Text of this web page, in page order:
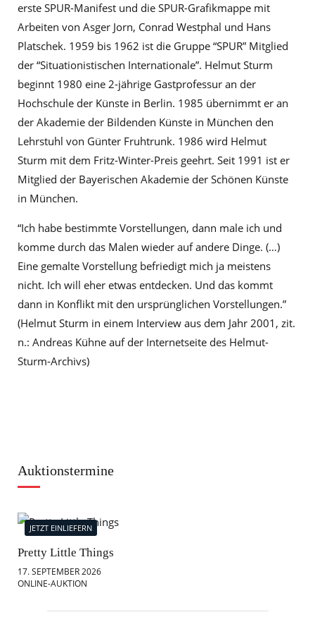
erste SPUR-Manifest und die SPUR-Grafikmappe mit
Arbeiten von Asger Jorn, Conrad Westphal und Hans
Platschek. 1959 bis 1962 ist die Gruppe “SPUR” Mitglied
der “Situationistischen Internationale”. Helmut Sturm
beginnt 1980 eine 2-jährige Gastprofessur an der
Hochschule der Künste in Berlin. 1985 übernimmt er an
der Akademie der Bildenden Künste in München den
Lehrstuhl von Günter Fruhtrunk. 1986 wird Helmut
Sturm mit dem Fritz-Winter-Preis geehrt. Seit 1991 ist er
Mitglied der Bayerischen Akademie der Schönen Künste
in München.
“Ich habe bestimmte Vorstellungen, dann male ich und
komme durch das Malen wieder auf andere Dinge. (…)
Eine gemalte Vorstellung befriedigt mich ja meistens
nicht. Ich will eher etwas entdecken. Und das kommt
dann in Konflikt mit den ursprünglichen Vorstellungen.”
(Helmut Sturm in einem Interview aus dem Jahr 2001, zit.
n.: Andreas Kühne auf der Internetseite des Helmut-
Sturm-Archivs)
Auktionstermine
JETZT EINLIEFERN
Pretty Little Things
17. SEPTEMBER 2026
ONLINE-AUKTION